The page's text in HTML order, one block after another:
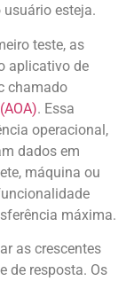
esteja.
teste, as
aplicativo de
chamado
. Essa
operacional,
dados em
máquina ou
máxima.
as crescentes
de resposta. Os